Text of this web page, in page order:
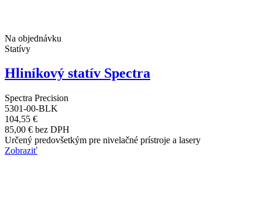
Na objednávku
Statívy
Hliníkový statív Spectra
Spectra Precision
5301-00-BLK
104,55 €
85,00 € bez DPH
Určený predovšetkým pre nivelačné prístroje a lasery
Zobraziť